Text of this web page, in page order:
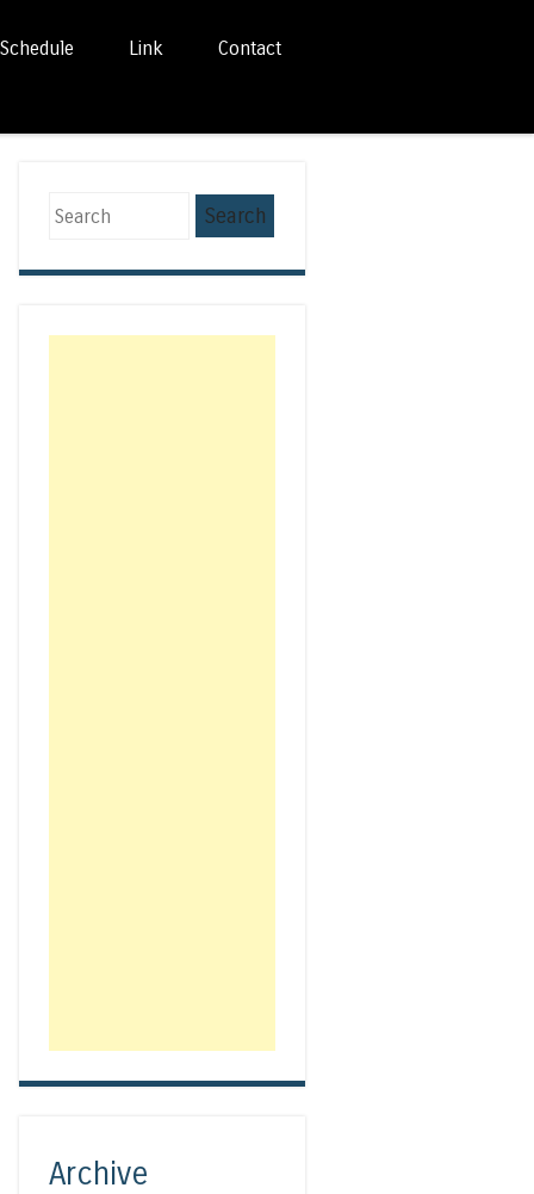
Schedule Link Contact
Search
Archive